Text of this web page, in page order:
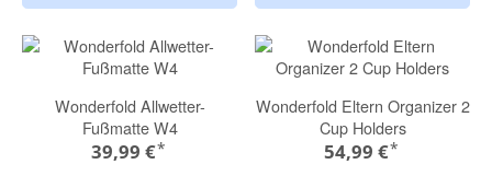
Wonderfold Allwetter-
Fußmatte W4
39,99 €*
Wonderfold Eltern Organizer 2
Cup Holders
54,99 €*